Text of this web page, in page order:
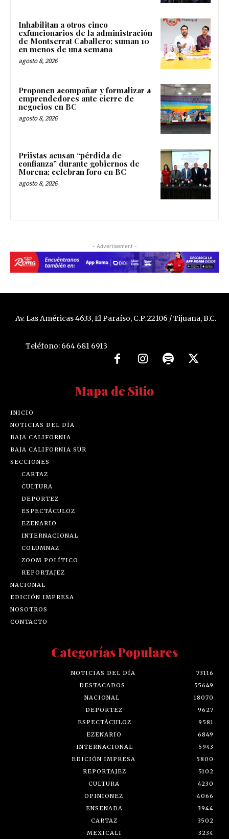
Inhabilitan a otros cinco
exfuncionarios de la administración
de Montserrat Caballero; suman 10
en menos de una semana
agosto 8, 2026
Proponen acompañar y formalizar a
emprendedores ante cierre de
negocios en BC
agosto 8, 2026
Priistas acusan “pérdida de
confianza” durante gobiernos de
Morena; celebran foro en BC
agosto 8, 2026
- Advertisement -
Av. Las Américas 4633, El Paraíso, C.P. 22106 / Tijuana, B.C.
Teléfono: 664 681 6913
Mapa de Sitio
INICIO
NOTICIAS DEL DÍA
BAJA CALIFORNIA
BAJA CALIFORNIA SUR
SECCIONES
CARTAZ
CULTURA
DEPORTEZ
ESPECTÁCULOZ
EZENARIO
INTERNACIONAL
COLUMNAZ
ZOOM POLÍTICO
REPORTAJEZ
NACIONAL
EDICIÓN IMPRESA
NOSOTROS
CONTACTO
Categorías Populares
NOTICIAS DEL DÍA
73116
DESTACADOS
55649
NACIONAL
18070
DEPORTEZ
9627
ESPECTÁCULOZ
9581
EZENARIO
6849
INTERNACIONAL
5943
EDICIÓN IMPRESA
5800
REPORTAJEZ
5102
CULTURA
4230
OPINIONEZ
4066
ENSENADA
3944
CARTAZ
3502
MEXICALI
3234